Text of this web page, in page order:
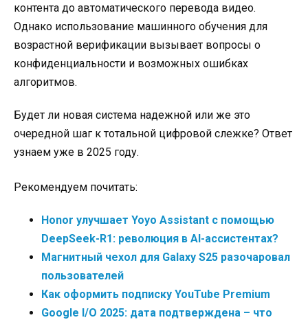
контента до автоматического перевода видео.
Однако использование машинного обучения для
возрастной верификации вызывает вопросы о
конфиденциальности и возможных ошибках
алгоритмов.
Будет ли новая система надежной или же это
очередной шаг к тотальной цифровой слежке? Ответ
узнаем уже в 2025 году.
Рекомендуем почитать:
Honor улучшает Yoyo Assistant с помощью
DeepSeek-R1: революция в AI-ассистентах?
Магнитный чехол для Galaxy S25 разочаровал
пользователей
Как оформить подписку YouTube Premium
Google I/O 2025: дата подтверждена – что